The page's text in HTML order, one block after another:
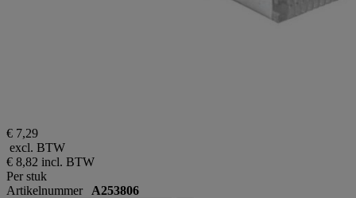
€ 7,29
excl. BTW
€ 8,82 incl. BTW
Per stuk
Artikelnummer A253806